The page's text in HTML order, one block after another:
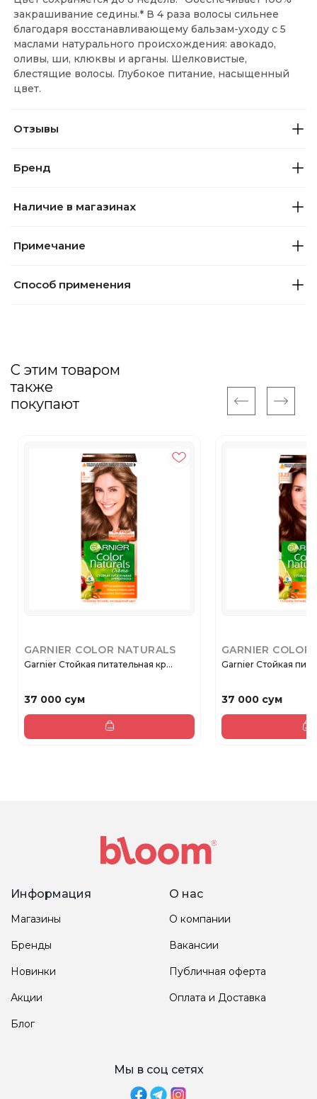
закрашивание седины.* В 4 раза волосы сильнее
благодаря восстанавливающему бальзам-уходу с 5
маслами натурального происхождения: авокадо,
оливы, ши, клюквы и арганы. Шелковистые,
блестящие волосы. Глубокое питание, насыщенный
цвет.
Отзывы
Бренд
Наличие в магазинах
Примечание
Способ применения
С этим товаром
также
покупают
GARNIER COLOR NATURALS
Garnier Стойкая питательная кр...
37 000 сум
GARNIER COLOR
Garnier Стойкая
37 000 сум
Информация
Магазины
Бренды
Новинки
Акции
Блог
О нас
О компании
Вакансии
Публичная оферта
Оплата и Доставка
Мы в соц сетях